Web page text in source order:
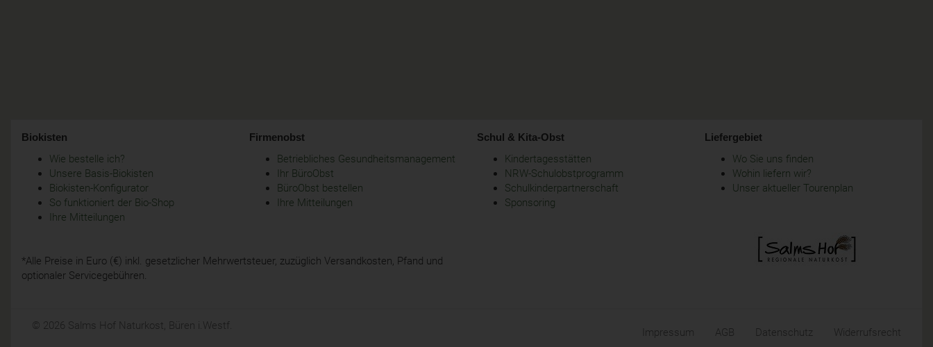
Biokisten
Wie bestelle ich?
Unsere Basis-Biokisten
Biokisten-Konfigurator
So funktioniert der Bio-Shop
Ihre Mitteilungen
Firmenobst
Betriebliches Gesundheitsmanagement
Ihr BüroObst
BüroObst bestellen
Ihre Mitteilungen
Schul & Kita-Obst
Kindertagesstätten
NRW-Schulobstprogramm
Schulkinderpartnerschaft
Sponsoring
Liefergebiet
Wo Sie uns finden
Wohin liefern wir?
Unser aktueller Tourenplan
*Alle Preise in Euro (€) inkl. gesetzlicher Mehrwertsteuer, zuzüglich Versandkosten, Pfand und
optionaler Servicegebühren.
© 2026 Salms Hof Naturkost, Büren i.Westf.
Impressum AGB Datenschutz Widerrufsrecht